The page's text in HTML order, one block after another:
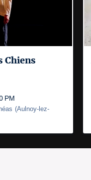
Chiens
PM
(Aulnoy-lez-